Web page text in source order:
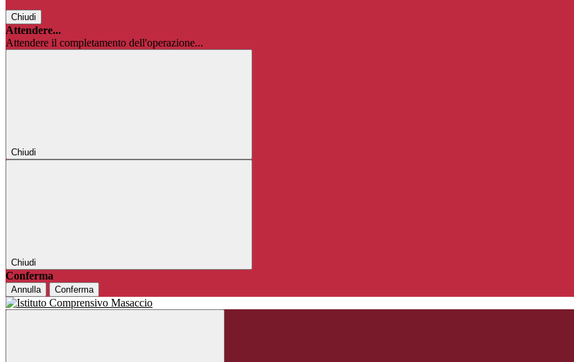
Chiudi
Attendere...
Attendere il completamento dell'operazione...
Chiudi
Chiudi
Conferma
Annulla Conferma